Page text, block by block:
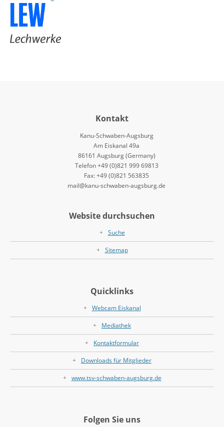
Kontakt
Kanu-Schwaben-Augsburg
Am Eiskanal 49a
86161 Augsburg (Germany)
Telefon +49 (0)821 999 69813
Fax: +49 (0)821 563835
mail@kanu-schwaben-augsburg.de
Website durchsuchen
Suche
Sitemap
Quicklinks
Webcam Eiskanal
Mediathek
Kontaktformular
Downloads für Mitglieder
www.tsv-schwaben-augsburg.de
Folgen Sie uns